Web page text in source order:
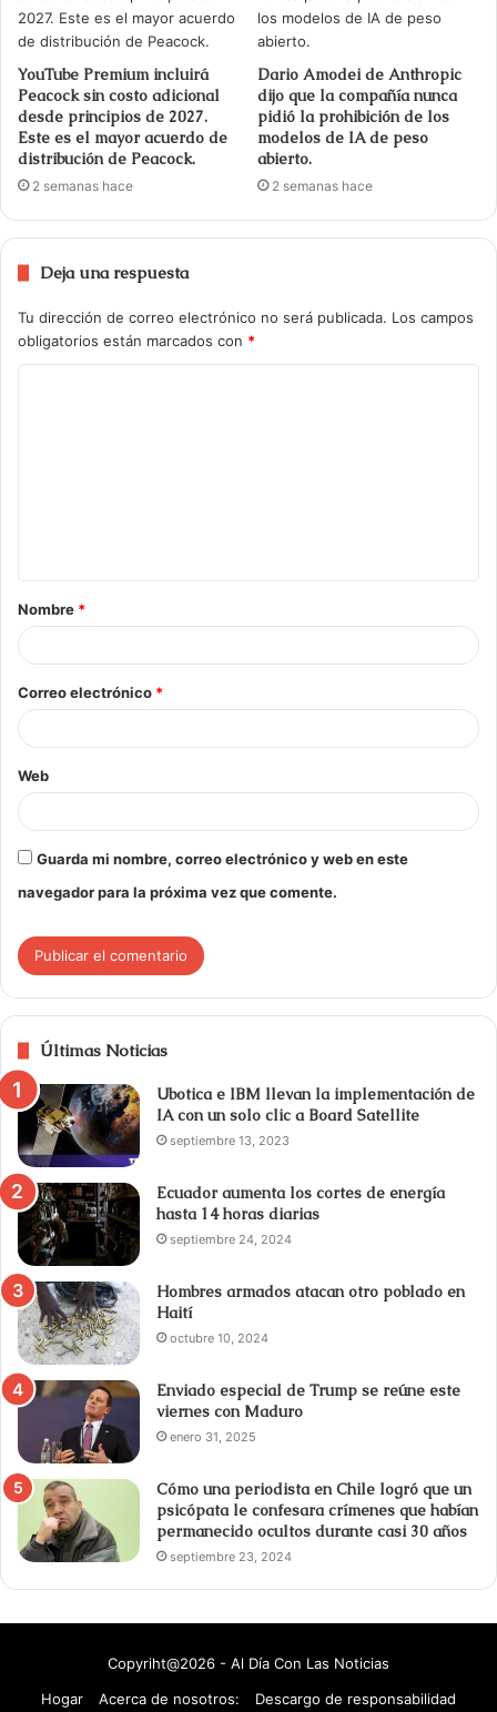
YouTube Premium incluirá
Peacock sin costo adicional
desde principios de 2027.
Este es el mayor acuerdo de
distribución de Peacock.
2 semanas hace
Dario Amodei de Anthropic
dijo que la compañía nunca
pidió la prohibición de los
modelos de IA de peso
abierto.
2 semanas hace
Deja una respuesta
Tu dirección de correo electrónico no será publicada. Los campos
obligatorios están marcados con *
Nombre *
Correo electrónico *
Web
Guarda mi nombre, correo electrónico y web en este
navegador para la próxima vez que comente.
Últimas Noticias
Ubotica e IBM llevan la implementación de
IA con un solo clic a Board Satellite
septiembre 13, 2023
Ecuador aumenta los cortes de energía
hasta 14 horas diarias
septiembre 24, 2024
Hombres armados atacan otro poblado en
Haití
octubre 10, 2024
Enviado especial de Trump se reúne este
viernes con Maduro
enero 31, 2025
Cómo una periodista en Chile logró que un
psicópata le confesara crímenes que habían
permanecido ocultos durante casi 30 años
septiembre 23, 2024
Copyriht@2026 - Al Día Con Las Noticias
Hogar
Acerca de nosotros: Descargo de responsabilidad